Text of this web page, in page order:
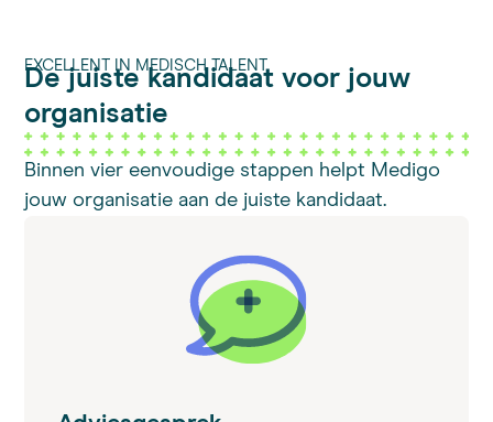
EXCELLENT IN MEDISCH TALENT
De juiste kandidaat voor jouw
organisatie
Binnen vier eenvoudige stappen helpt Medigo
jouw organisatie aan de juiste kandidaat.